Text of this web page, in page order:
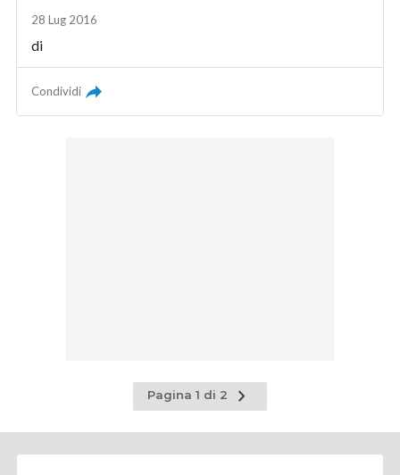
28 Lug 2016
di
Condividi
Pagina 1 di 2
Pagina
successiva